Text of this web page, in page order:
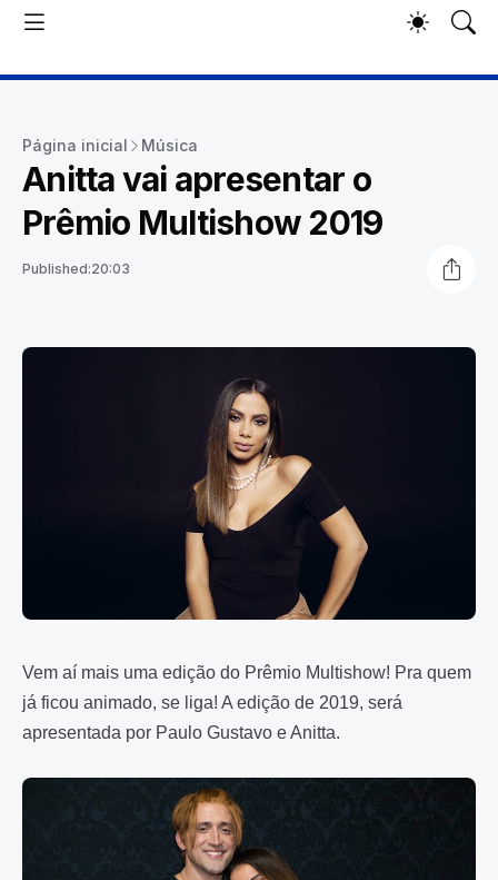
Página inicial Música
Anitta vai apresentar o
Prêmio Multishow 2019
Published:20:03
Vem aí mais uma edição do Prêmio Multishow! Pra quem
já ficou animado, se liga! A edição de 2019, será
apresentada por Paulo Gustavo e Anitta.